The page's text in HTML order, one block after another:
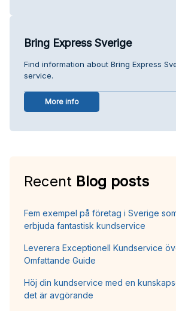
Bring Express Sverige
Find information about Bring Express
service.
More info
Recent Blog posts
Fem exempel på företag i Sverige
erbjuda fantastisk kundservice
Leverera Exceptionell Kundservice
Omfattande Guide
Höj din kundservice med en
det är avgörande